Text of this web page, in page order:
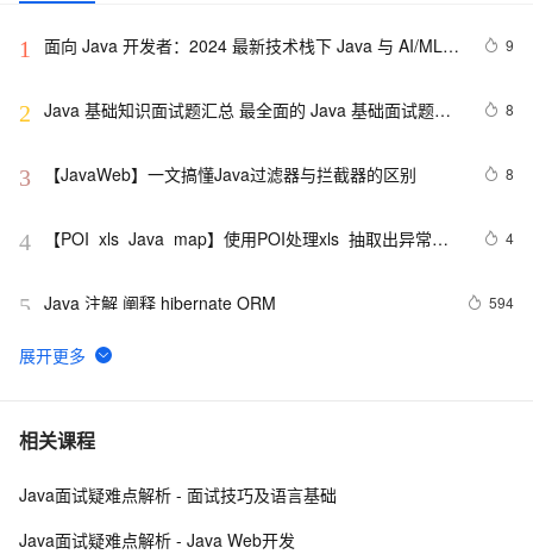
1 面向 Java 开发者：2024 最新技术栈下 Java 与 AI/ML
9
2 Java 基础知识面试题汇总 最全面的 Java 基础面试题整
8
3 【JavaWeb】一文搞懂Java过滤器与拦截器的区别 8
4
【POI  xls  Java  map】使用POI处理xls  抽取出异常信
4
5 Java 注解 阐释 hibernate ORM 594
6
java 中的多线程   内部类实现 数据共享 和 Runnable实
7 如何提高 Java 高并发程序的性能？
8 2. Java中的垃圾收集 - GC参考手册
相关课程
Java面试疑难点解析 - 面试技巧及语言基础
Java面试疑难点解析 - Java Web开发